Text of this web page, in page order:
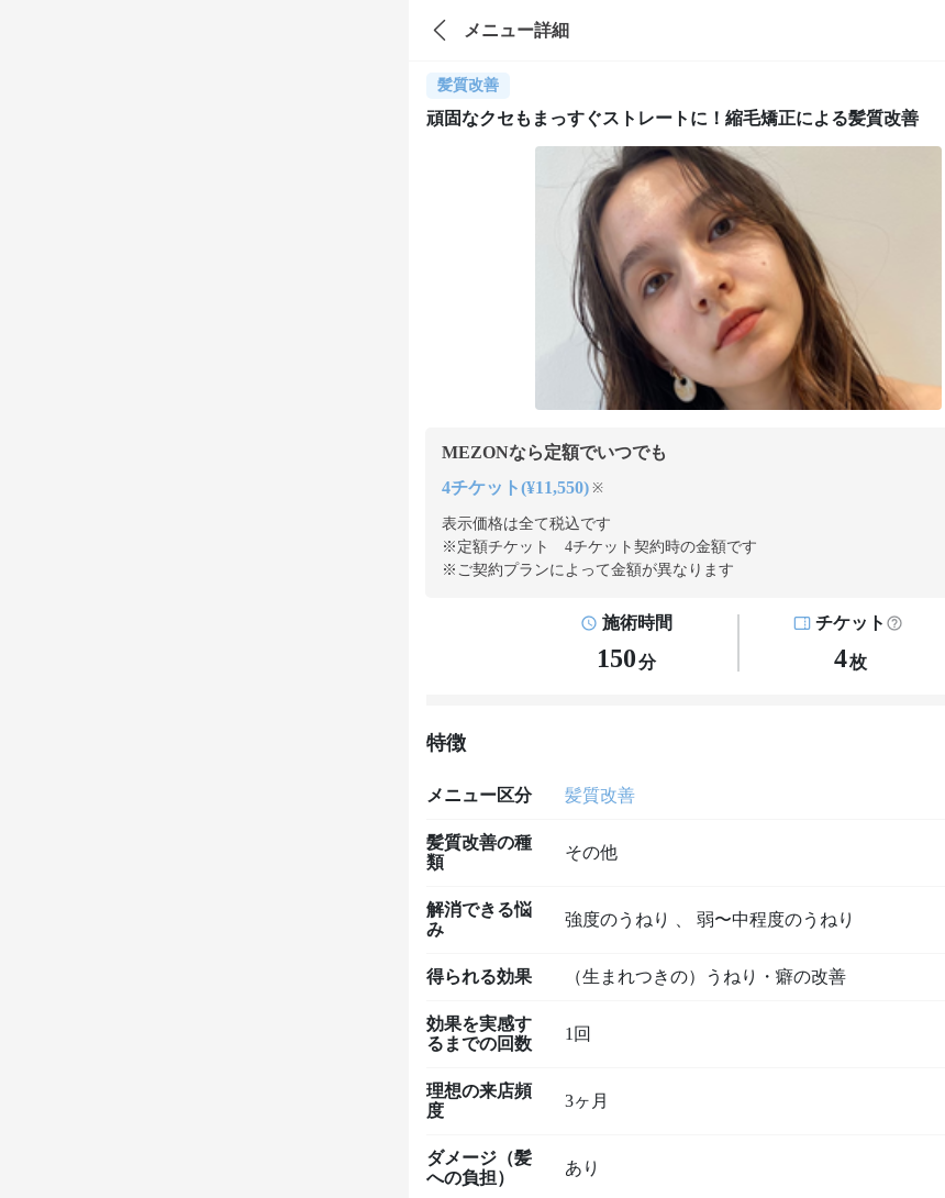
メニュー詳細
髪質改善
頑固なクセもまっすぐストレートに！縮毛矯正による髪質改善
MEZONなら定額でいつでも
4チケット(¥11,550) ※
表示価格は全て税込です
※定額チケット 4チケット契約時の金額です
※ご契約プランによって金額が異なります
施術時間
150分
チケット
4枚
特徴
メニュー区分 髪質改善
髪質改善の種
類
その他
解消できる悩
み
強度のうねり 弱〜中程度のうねり
得られる効果 （生まれつきの）うねり・癖の改善
効果を実感す
るまでの回数
1回
理想の来店頻
度
3ヶ月
ダメージ（髪
への負担）
あり